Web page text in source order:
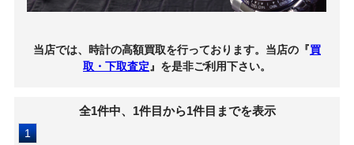
当店では、時計の高額買取を行っております。当店の『買
取・下取査定 』を是非ご利用下さい。
全1件中、1件目から1件目までを表示
1